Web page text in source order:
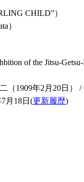
CHILD”）
）
of the Jitsu-
1909年2月20日） /
7月18日(更新履歴)